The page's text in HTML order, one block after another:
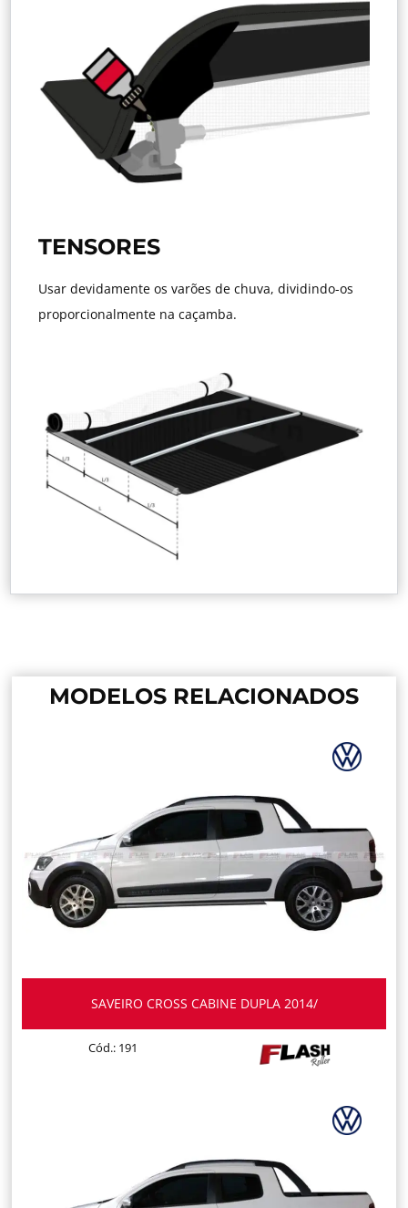
TENSORES
Usar devidamente os varões de chuva, dividindo-os
proporcionalmente na caçamba.
MODELOS RELACIONADOS
SAVEIRO CROSS CABINE DUPLA 2014/
Cód.: 191